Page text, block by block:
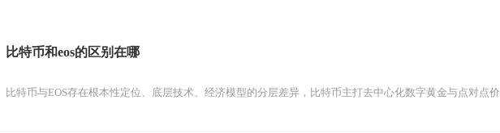
比特币和eos的区别在哪
比特币与EOS存在根本性定位、底层技术、经济模型的分层差异，比特币主打去中心化数字黄金与点对点价